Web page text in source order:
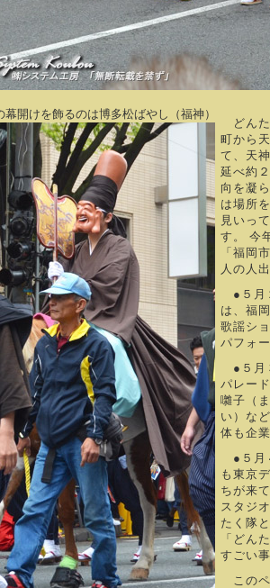
開けを飾るのは博多松ばやし（福神）
どんた
町から
て、天
延べ約
向を凝
は場所
見いっ
す。 今
「福岡
人の人
●５月
は、福
歌謡シ
パフォ
●５月
パレー
囃子（
い）な
体も企
●５月
も東京
ちが来
スタジ
たく隊
「どん
すごい
このペ